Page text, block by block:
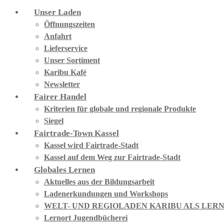
Unser Laden
Öffnungszeiten
Anfahrt
Lieferservice
Unser Sortiment
Karibu Kafé
Newsletter
Fairer Handel
Kriterien für globale und regionale Produkte
Siegel
Fairtrade-Town Kassel
Kassel wird Fairtrade-Stadt
Kassel auf dem Weg zur Fairtrade-Stadt
Globales Lernen
Aktuelles aus der Bildungsarbeit
Ladenerkundungen und Workshops
WELT- UND REGIOLADEN KARIBU ALS
Lernort Jugendbücherei